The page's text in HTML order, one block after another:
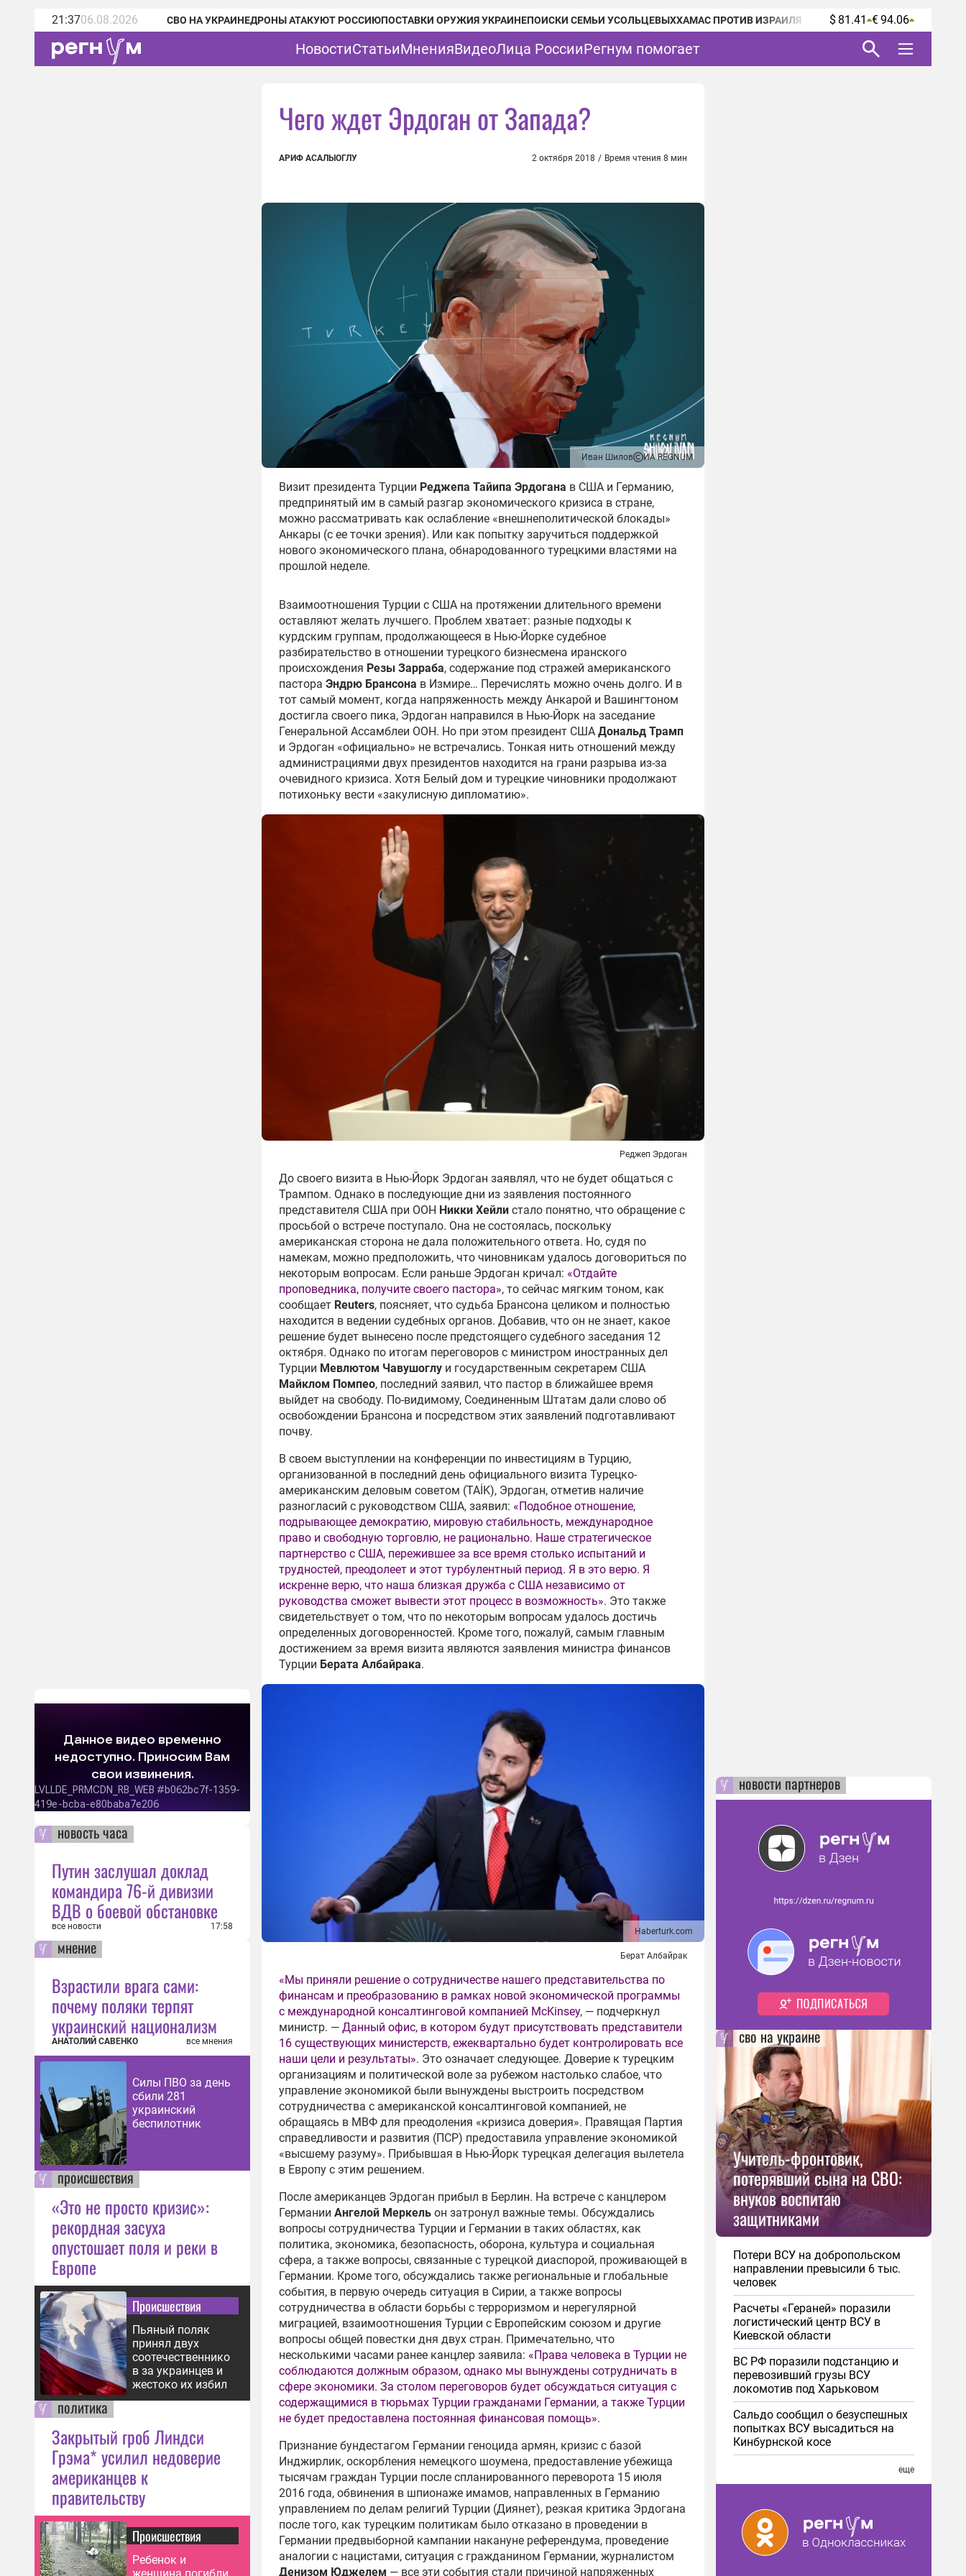
21:3706.08.2026 СВО НА УКРАИНЕДРОНЫ АТАКУЮТ РОССИЮПОСТАВКИ ОРУЖИЯ УКРАИНЕПОИСКИ СЕМЬИ УСОЛЬЦЕВЫХХАМАС ПРОТИВ ИЗРАИЛЯ $ 81.41 € 94.06
НовостиСтатьиМненияВидеоЛица РоссииРегнум помогает
новость часа
Путин заслушал доклад
командира 76-й дивизии
ВДВ о боевой обстановке
все новости 17:58
мнение
Взрастили врага сами:
почему поляки терпят
украинский национализм
АНАТОЛИЙ САВЕНКО все мнения
Силы ПВО за день
сбили 281
украинский
беспилотник
происшествия
«Это не просто кризис»:
рекордная засуха
опустошает поля и реки в
Европе
Происшествия
Пьяный поляк
принял двух
соотечественнико
в за украинцев и
жестоко их избил
политика
Закрытый гроб Линдси
Грэма* усилил недоверие
американцев к
правительству
Происшествия
Ребенок и
Чего ждет Эрдоган от Запада?
АРИФ АСАЛЫОГЛУ 2 октября 2018 / Время чтения 8 мин
Иван Шилов ИА REGNUM
Визит президента Турции Реджепа Тайипа Эрдогана в США и Германию,
предпринятый им в самый разгар экономического кризиса в стране,
можно рассматривать как ослабление «внешнеполитической блокады»
Анкары (с ее точки зрения). Или как попытку заручиться поддержкой
нового экономического плана, обнародованного турецкими властями на
прошлой неделе.
Взаимоотношения Турции с США на протяжении длительного времени
оставляют желать лучшего. Проблем хватает: разные подходы к
курдским группам, продолжающееся в Нью-Йорке судебное
разбирательство в отношении турецкого бизнесмена иранского
происхождения Резы Зарраба, содержание под стражей американского
пастора Эндрю Брансона в Измире… Перечислять можно очень долго. И в
тот самый момент, когда напряженность между Анкарой и Вашингтоном
достигла своего пика, Эрдоган направился в Нью-Йорк на заседание
Генеральной Ассамблеи ООН. Но при этом президент США Дональд Трамп
и Эрдоган «официально» не встречались. Тонкая нить отношений между
администрациями двух президентов находится на грани разрыва из-за
очевидного кризиса. Хотя Белый дом и турецкие чиновники продолжают
потихоньку вести «закулисную дипломатию».
Реджеп Эрдоган
До своего визита в Нью-Йорк Эрдоган заявлял, что не будет общаться с
Трампом. Однако в последующие дни из заявления постоянного
представителя США при ООН Никки Хейли стало понятно, что обращение с
просьбой о встрече поступало. Она не состоялась, поскольку
американская сторона не дала положительного ответа. Но, судя по
намекам, можно предположить, что чиновникам удалось договориться по
некоторым вопросам. Если раньше Эрдоган кричал: «Отдайте
проповедника, получите своего пастора», то сейчас мягким тоном, как
сообщает Reuters, поясняет, что судьба Брансона целиком и полностью
находится в ведении судебных органов. Добавив, что он не знает, какое
решение будет вынесено после предстоящего судебного заседания 12
октября. Однако по итогам переговоров с министром иностранных дел
Турции Мевлютом Чавушоглу и государственным секретарем США
Майклом Помпео, последний заявил, что пастор в ближайшее время
выйдет на свободу. По-видимому, Соединенным Штатам дали слово об
освобождении Брансона и посредством этих заявлений подготавливают
почву.
В своем выступлении на конференции по инвестициям в Турцию,
организованной в последний день официального визита Турецко-
американским деловым советом (TAİK), Эрдоган, отметив наличие
разногласий с руководством США, заявил: «Подобное отношение,
подрывающее демократию, мировую стабильность, международное
право и свободную торговлю, не рационально. Наше стратегическое
партнерство с США, пережившее за все время столько испытаний и
трудностей, преодолеет и этот турбулентный период. Я в это верю. Я
искренне верю, что наша близкая дружба с США независимо от
руководства сможет вывести этот процесс в возможность». Это также
свидетельствует о том, что по некоторым вопросам удалось достичь
определенных договоренностей. Кроме того, пожалуй, самым главным
достижением за время визита являются заявления министра финансов
Турции Берата Албайрака.
Haberturk.com
Берат Албайрак
«Мы приняли решение о сотрудничестве нашего представительства по
финансам и преобразованию в рамках новой экономической программы
с международной консалтинговой компанией McKinsey, — подчеркнул
министр. — Данный офис, в котором будут присутствовать представители
16 существующих министерств, ежеквартально будет контролировать все
наши цели и результаты». Это означает следующее. Доверие к турецким
организациям и политической воле за рубежом настолько слабое, что
управление экономикой были вынуждены выстроить посредством
сотрудничества с американской консалтинговой компанией, не
обращаясь в МВФ для преодоления «кризиса доверия». Правящая Партия
справедливости и развития (ПСР) предоставила управление экономикой
«высшему разуму». Прибывшая в Нью-Йорк турецкая делегация вылетела
в Европу с этим решением.
После американцев Эрдоган прибыл в Берлин. На встрече с канцлером
Германии Ангелой Меркель он затронул важные темы. Обсуждались
вопросы сотрудничества Турции и Германии в таких областях, как
политика, экономика, безопасность, оборона, культура и социальная
сфера, а также вопросы, связанные с турецкой диаспорой, проживающей в
Германии. Кроме того, обсуждались также региональные и глобальные
события, в первую очередь ситуация в Сирии, а также вопросы
сотрудничества в области борьбы с терроризмом и нерегулярной
миграцией, взаимоотношения Турции с Европейским союзом и другие
вопросы общей повестки дня двух стран. Примечательно, что
несколькими часами ранее канцлер заявила: «Права человека в Турции не
соблюдаются должным образом, однако мы вынуждены сотрудничать в
сфере экономики. За столом переговоров будет обсуждаться ситуация с
содержащимися в тюрьмах Турции гражданами Германии, а также Турции
не будет предоставлена постоянная финансовая помощь».
Признание бундестагом Германии геноцида армян, кризис с базой
Инджирлик, оскорбления немецкого шоумена, предоставление убежища
тысячам граждан Турции после спланированного переворота 15 июля
2016 года, обвинения в шпионаже имамов, направленных в Германию
управлением по делам религий Турции (Диянет), резкая критика Эрдогана
после того, как турецким политикам было отказано в проведении в
Германии предвыборной кампании накануне референдума, проведение
аналогии с нацистами, ситуация с гражданином Германии, журналистом
Денизом Юджелем — все эти события стали причиной напряженных
новости партнеров
сво на украине
Учитель-фронтовик,
потерявший сына на СВО:
внуков воспитаю
защитниками
Потери ВСУ на добропольском
направлении превысили 6 тыс.
человек
Расчеты «Гераней» поразили
логистический центр ВСУ в
Киевской области
ВС РФ поразили подстанцию и
перевозивший грузы ВСУ
локомотив под Харьковом
Сальдо сообщил о безуспешных
попытках ВСУ высадиться на
Кинбурнской косе
еще